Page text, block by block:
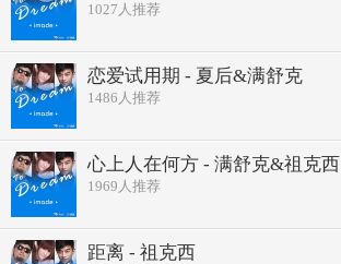
1027 人推荐
恋爱试用期 - 夏后&满舒克
1486 人推荐
心上人在何方 - 满舒克&祖克西
1969 人推荐
距离 - 祖克西